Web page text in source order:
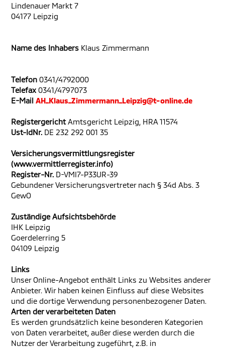
Lindenauer Markt 7
04177 Leipzig
Name des Inhabers Klaus Zimmermann
Telefon 0341/4792000
Telefax 0341/4797073
E-Mail AH_Klaus_Zimmermann_Leipzig@t-online.de
RegistergerichtAmtsgericht Leipzig, HRA 11574
Ust-IdNr. DE 232 292 001 35
Versicherungsvermittlungsregister
(www.vermittlerregister.info)
Register-Nr. D-VMI7-P33UR-39
Gebundener Versicherungsvertreter nach § 34d Abs. 3
GewO
Zuständige Aufsichtsbehörde
IHK Leipzig
Goerdelerring 5
04109 Leipzig
Links
Unser Online-Angebot enthält Links zu Websites anderer
Anbieter. Wir haben keinen Einfluss auf diese Websites
und die dortige Verwendung personenbezogener Daten.
Arten der verarbeiteten Daten
Es werden grundsätzlich keine besonderen Kategorien
von Daten verarbeitet, außer diese werden durch die
Nutzer der Verarbeitung zugeführt, z.B. in